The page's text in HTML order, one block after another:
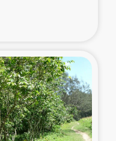
支援
子ども支援
ブ植林活動